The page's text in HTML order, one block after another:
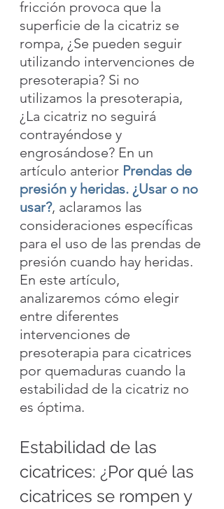
fricción provoca que la
superficie de la cicatriz se
rompa, ¿Se pueden seguir
utilizando intervenciones de
presoterapia? Si no
utilizamos la presoterapia,
¿La cicatriz no seguirá
contrayéndose y
engrosándose? En un
artículo anterior Prendas de
presión y heridas. ¿Usar o no
usar?, aclaramos las
consideraciones específicas
para el uso de las prendas de
presión cuando hay heridas.
En este artículo,
analizaremos cómo elegir
entre diferentes
intervenciones de
presoterapia para cicatrices
por quemaduras cuando la
estabilidad de la cicatriz no
es óptima.
Estabilidad de las
cicatrices: ¿Por qué las
cicatrices se rompen y